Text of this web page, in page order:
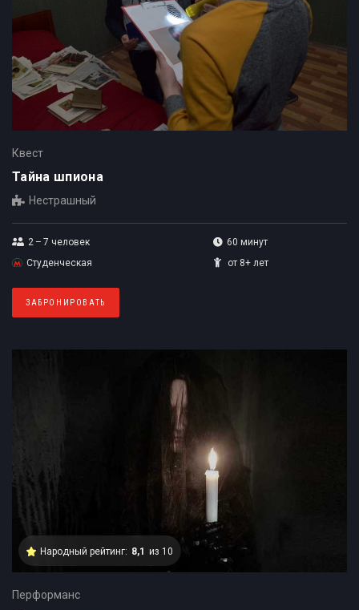
Квест
Тайна шпиона
Нестрашный
2 – 7 человек
60 минут
Студенческая
от 8+ лет
ЗАБРОНИРОВАТЬ
Народный рейтинг: 8,1 из 10
Перформанс